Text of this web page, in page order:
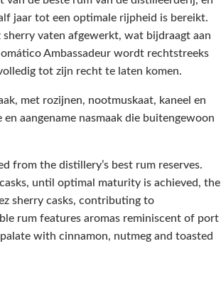
jaar tot een optimale rijpheid is bereikt.
vaten afgewerkt, wat bijdraagt aan
Ambassadeur wordt rechtstreeks
tot zijn recht te laten komen.
met rozijnen, nootmuskaat, kaneel en
aangename nasmaak die buitengewoon
from the distillery’s best rum reserves.
until optimal maturity is achieved, the
sherry casks, contributing to
rum features aromas reminiscent of port
with cinnamon, nutmeg and toasted